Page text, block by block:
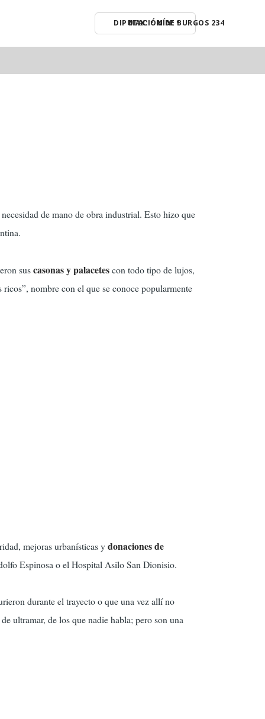
MAX: º MÍN: º
de mano de obra industrial. Esto hizo que
suscasonas y palacetescon todo tipo de lujos,
nombre con el que se conoce popularmente
mejoras urbanísticas ydonaciones de
Espinosa o el Hospital Asilo San Dionisio.
durante el trayecto o que una vez allí no
ultramar, de los que nadie habla; pero son una